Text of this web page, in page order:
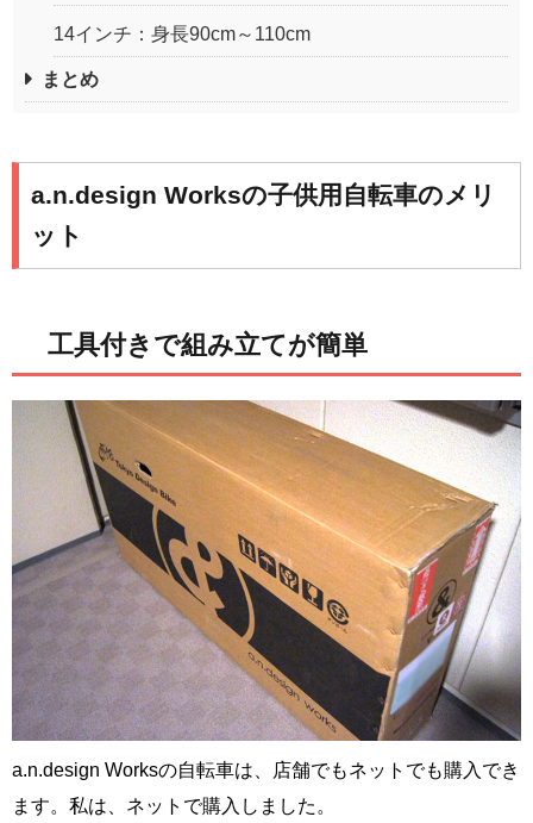
14インチ：身長90cm～110cm
まとめ
a.n.design Worksの子供用自転車のメリ
ット
工具付きで組み立てが簡単
a.n.design Worksの自転車は、店舗でもネットでも購入でき
ます。私は、ネットで購入しました。